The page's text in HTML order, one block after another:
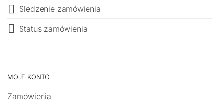
Śledzenie zamówienia
Status zamówienia
MOJE KONTO
Zamówienia